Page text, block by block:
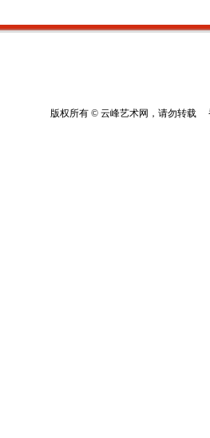
版权所有 © 云峰艺术网，请勿转载